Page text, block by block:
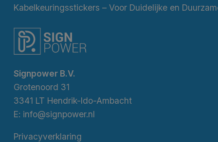
Signpower B.V.
Grotenoord 31
3341 LT Hendrik-Ido-Ambacht
E: info@signpower.nl
Privacyverklaring